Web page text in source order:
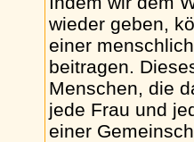
wieder geben,
einer
beitragen.
Menschen, die
jede Frau und
einer